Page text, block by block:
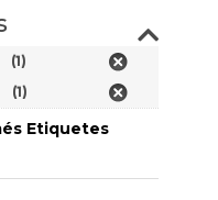
(1)
(1)
Etiquetes